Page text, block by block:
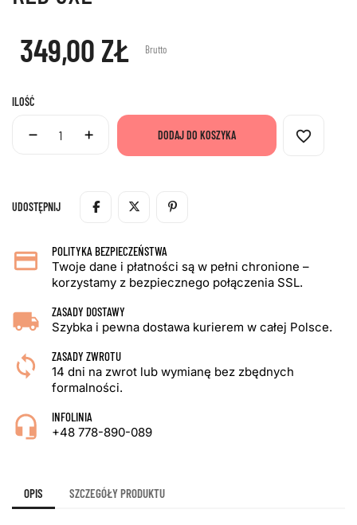
349,00 ZŁ Brutto
ILOŚĆ
DODAJ DO KOSZYKA favorite_border
UDOSTĘPNIJ
POLITYKA BEZPIECZEŃSTWA
Twoje dane i płatności są w pełni chronione –
korzystamy z bezpiecznego połączenia SSL.
ZASADY DOSTAWY
Szybka i pewna dostawa kurierem w całej Polsce.
ZASADY ZWROTU
14 dni na zwrot lub wymianę bez zbędnych
formalności.
INFOLINIA
+48 778-890-089
OPIS SZCZEGÓŁY PRODUKTU